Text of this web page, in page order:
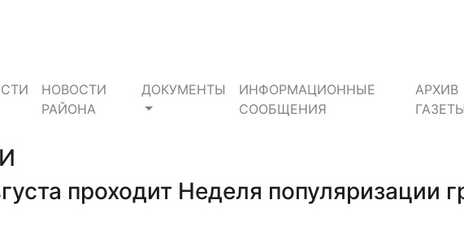
НОВОСТИ
РАЙОНА
ДОКУМЕНТЫ
ИНФОРМАЦИОННЫЕ
СООБЩЕНИЯ
АРХИВ
ГАЗЕТЫ
проходит Неделя популяризации